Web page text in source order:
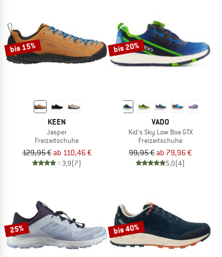
bis 15%
KEEN
Jasper
Freizeitschuhe
129,95 € ab 110,46 €
3,9(7)
bis 20%
VADO
Kid's Sky Low Boa GTX
Freizeitschuhe
99,95 € ab 79,96 €
5,0(4)
25% bis 40%